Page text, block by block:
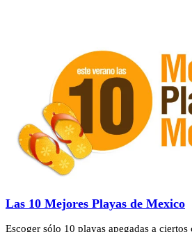
Las 10 Mejores Playas de Mexico
Escoger sólo 10 playas apegadas a